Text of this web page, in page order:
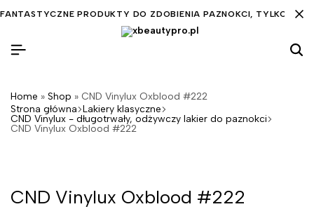
FANTASTYCZNE PRODUKTY DO ZDOBIENIA PAZNOKCI, TYLKO DLA
Home » Shop » CND Vinylux Oxblood #222
Strona główna Lakiery klasyczne
CND Vinylux - długotrwały, odżywczy lakier do paznokci
CND Vinylux Oxblood #222
CND Vinylux Oxblood #222